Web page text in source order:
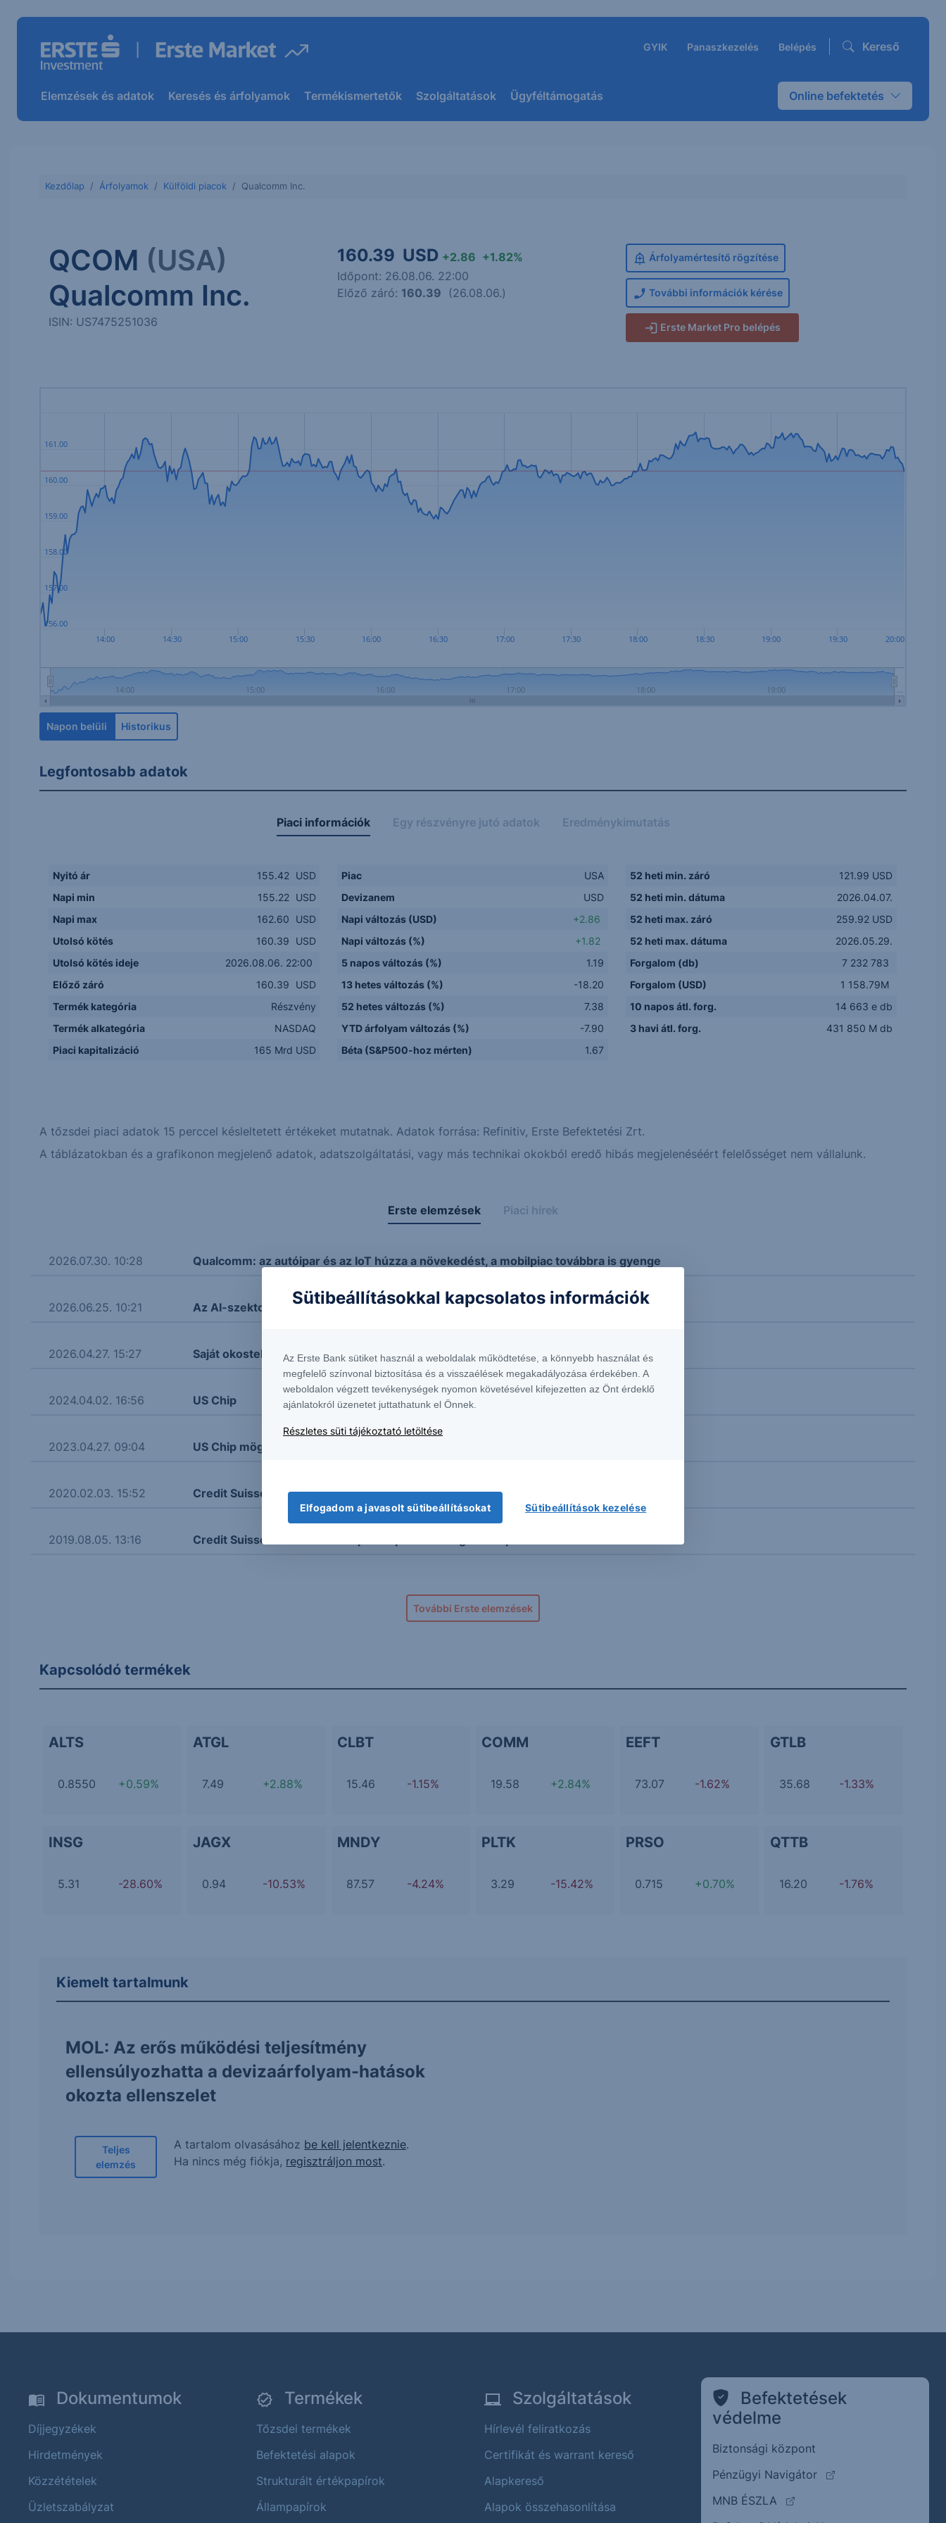
GYIK Panaszkezelés Belépés Kereső
Elemzések és adatok Keresés és árfolyamok Termékismertetők Szolgáltatások Ügyféltámogatás Online befektetés
Kezdőlap Árfolyamok Külföldi piacok Qualcomm Inc.
QCOM (USA)
Qualcomm Inc.
ISIN: US7475251036
160.39 USD +2.86 +1.82%
Időpont: 26.08.06. 22:00
Előző záró: 160.39 (26.08.06.)
Árfolyamértesítő rögzítése
További információk kérése
Erste Market Pro belépés
14:00 14:30 15:00 15:30 16:00 16:30 17:00 17:30 18:00 18:30 19:00 19:30 20:00
14:00 15:00 16:00 17:00 18:00 19:00 …
156.00
157.00
158.00
159.00
160.00
161.00
Napon belüli Historikus
Legfontosabb adatok
Piaci információk Egy részvényre jutó adatok Eredménykimutatás
Nyitó ár 155.42
USD
Napi min
155.22
USD
Napi max
162.60
USD
Utolsó kötés
160.39
USD
Utolsó kötés ideje
2026.08.06. 22:00
Előző záró
160.39
USD
Termék kategória
Részvény
Termék alkategória
NASDAQ
Piaci kapitalizáció
165 Mrd USD
Piac
USA
Devizanem
USD
Napi változás (USD)
+2.86
Napi változás (%)
+1.82
5 napos változás (%)
1.19
13 hetes változás (%)
-18.20
52 hetes változás (%)
7.38
YTD árfolyam változás (%)
-7.90
Béta (S&P500-hoz mérten)
1.67
52 heti min. záró
121.99 USD
52 heti min. dátuma
2026.04.07.
52 heti max. záró
259.92 USD
52 heti max. dátuma
2026.05.29.
Forgalom (db)
7 232 783
Forgalom (USD)
1 158.79M
10 napos átl. forg.
14 663 e db
3 havi átl. forg.
431 850 M db
A tőzsdei piaci adatok 15 perccel késleltetett értékeket mutatnak. Adatok forrása: Refinitiv, Erste Befektetési Zrt.
A táblázatokban és a grafikonon megjelenő adatok, adatszolgáltatási, vagy más technikai okokból eredő hibás megjelenéséért felelősséget nem vállalunk.
Erste elemzések Piaci hírek
2026.07.30. 10:28 Qualcomm: az autóipar és az IoT húzza a növekedést, a mobilpiac továbbra is gyenge
2026.06.25. 10:21 Az AI-szektorban lát növekedési lehetőséget a Qualcomm
2026.04.27. 15:27 Saját okostelefont fejleszthet az OpenAI
2024.04.02. 16:56 US Chip
2023.04.27. 09:04 US Chip mögöttes részvénykosár
2020.02.03. 15:52 Credit Suisse Protect Express Airbag US Technology 20-23
2019.08.05. 13:16 Credit Suisse Protect Multi Kupon Express Airbag US Chip 2019-2022
További Erste elemzések
Kapcsolódó termékek
ALTS
0.8550 +0.59%
ATGL
7.49 +2.88%
CLBT
15.46 -1.15%
COMM
19.58 +2.84%
EEFT
73.07 -1.62%
GTLB
35.68 -1.33%
INSG
5.31 -28.60%
JAGX
0.94 -10.53%
MNDY
87.57 -4.24%
PLTK
3.29 -15.42%
PRSO
0.715 +0.70%
QTTB
16.20 -1.76%
Kiemelt tartalmunk
MOL: Az erős működési teljesítmény
ellensúlyozhatta a devizaárfolyam-hatások
okozta ellenszelet
Teljes
elemzés
A tartalom olvasásához be kell jelentkeznie.
Ha nincs még fiókja, regisztráljon most.
Dokumentumok
Díjjegyzékek
Hirdetmények
Közzétételek
Üzletszabályzat
Termékek
Tőzsdei termékek
Befektetési alapok
Strukturált értékpapírok
Állampapírok
Szolgáltatások
Hírlevél feliratkozás
Certifikát és warrant kereső
Alapkereső
Alapok összehasonlítása
Befektetések
védelme
Biztonsági központ
Pénzügyi Navigátor
(külső oldalra ugrik)
MNB ÉSZLA
(külső oldalra ugrik)
Sütibeállításokkal kapcsolatos információk
Az Erste Bank sütiket használ a weboldalak működtetése, a könnyebb használat és
megfelelő színvonal biztosítása és a visszaélések megakadályozása érdekében. A
weboldalon végzett tevékenységek nyomon követésével kifejezetten az Önt érdeklő
ajánlatokról üzenetet juttathatunk el Önnek.
Részletes süti tájékoztató letöltése
Elfogadom a javasolt sütibeállításokat Sütibeállítások kezelése